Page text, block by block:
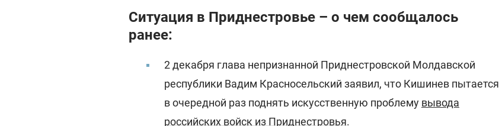
Ситуация в Приднестровье – о чем сообщалось
ранее:
2 декабря глава непризнанной Приднестровской Молдавской
республики Вадим Красносельский заявил, что Кишинев пытается
в очередной раз поднять искусственную проблему вывода
российских войск из Приднестровья.